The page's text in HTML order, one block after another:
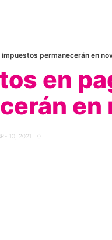
permanecerán en
en
10, 2021 0